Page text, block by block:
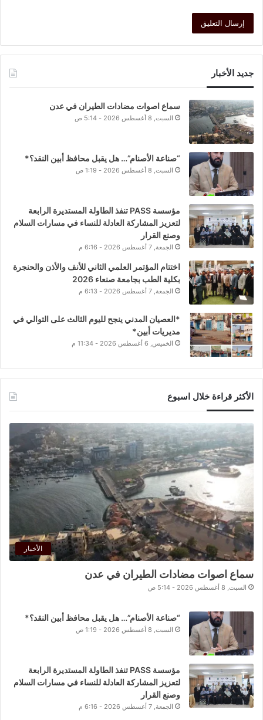
جديد الأخبار
سماع اصوات مضادات الطيران في عدن
السبت, 8 أغسطس 2026 - 5:14 ص
“صناعة الأصنام”… هل يقبل محافظ أبين النقد؟*
السبت, 8 أغسطس 2026 - 1:19 ص
مؤسسة PASS تنفذ الطاولة المستديرة الرابعة
لتعزيز المشاركة العادلة للنساء في مسارات السلام
وصنع القرار
الجمعة, 7 أغسطس 2026 - 6:16 م
اختتام المؤتمر العلمي الثاني للأنف والأذن والحنجرة
بكلية الطب بجامعة صنعاء 2026
الجمعة, 7 أغسطس 2026 - 6:13 م
*العصيان المدني ينجح لليوم الثالث على التوالي في
مديريات أبين*
الخميس, 6 أغسطس 2026 - 11:34 م
الأكثر قراءة خلال اسبوع
الأخبار
سماع اصوات مضادات الطيران في عدن
السبت, 8 أغسطس 2026 - 5:14 ص
“صناعة الأصنام”… هل يقبل محافظ أبين النقد؟*
السبت, 8 أغسطس 2026 - 1:19 ص
مؤسسة PASS تنفذ الطاولة المستديرة الرابعة
لتعزيز المشاركة العادلة للنساء في مسارات السلام
وصنع القرار
الجمعة, 7 أغسطس 2026 - 6:16 م